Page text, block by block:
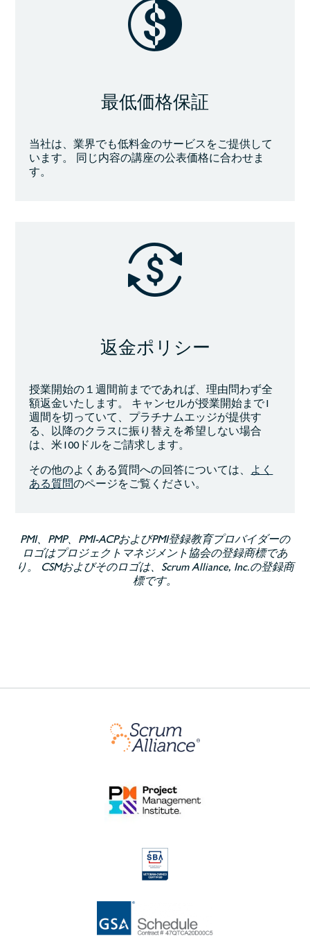
最低価格保証
当社は、業界でも低料金のサービスをご提供して
います。 同じ内容の講座の公表価格に合わせま
す。
返金ポリシー
授業開始の１週間前までであれば、理由問わず全
額返金いたします。 キャンセルが授業開始まで1
週間を切っていて、プラチナムエッジが提供す
る、以降のクラスに振り替えを希望しない場合
は、米100ドルをご請求します。
その他のよくある質問への回答については、よく
ある質問のページをご覧ください。
PMI、PMP、PMI-ACPおよびPMI登録教育プロバイダーの
ロゴはプロジェクトマネジメント協会の登録商標であ
り。 CSMおよびそのロゴは、Scrum Alliance, Inc.の登録商
標です。